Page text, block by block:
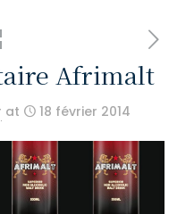
Afrimalt
at 18 février 2014